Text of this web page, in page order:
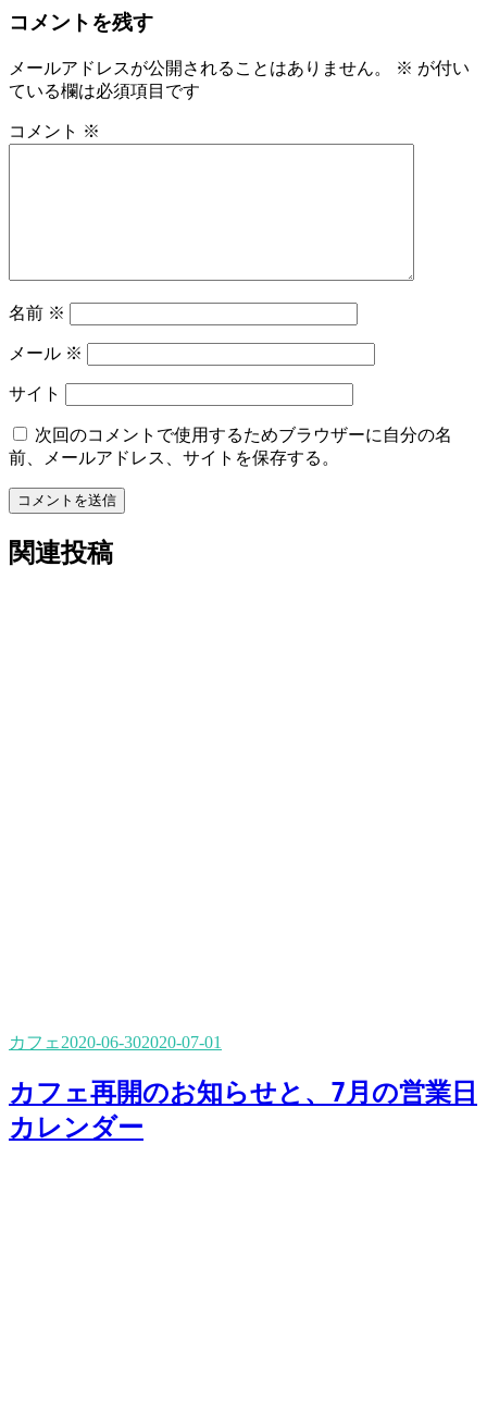
ビ
ゲ
シ
コメントを残す
メールアドレスが公開されることはありません。 ※ が付い
ている欄は必須項目です
コメント ※
名前 ※
メール ※
サイト
次回のコメントで使用するためブラウザーに自分の名
前、メールアドレス、サイトを保存する。
コメントを送信
関連投稿
カフェ 2020-06-302020-07-01
カフェ再開のお知らせと、7月の営業日
カレンダー